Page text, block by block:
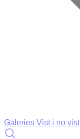
Galeries Vist i no vist